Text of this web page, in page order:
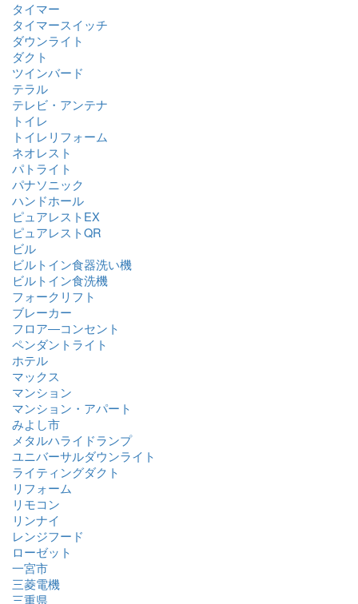
タイマー
タイマースイッチ
ダウンライト
ダクト
ツインバード
テラル
テレビ・アンテナ
トイレ
トイレリフォーム
ネオレスト
パトライト
パナソニック
ハンドホール
ピュアレストEX
ピュアレストQR
ビル
ビルトイン食器洗い機
ビルトイン食洗機
フォークリフト
ブレーカー
フロア―コンセント
ペンダントライト
ホテル
マックス
マンション
マンション・アパート
みよし市
メタルハライドランプ
ユニバーサルダウンライト
ライティングダクト
リフォーム
リモコン
リンナイ
レンジフード
ローゼット
一宮市
三菱電機
三重県